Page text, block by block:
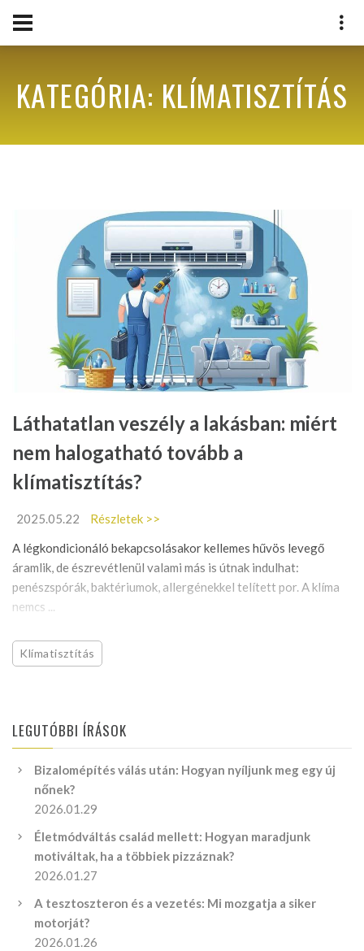
KATEGÓRIA: KLÍMATISZTÍTÁS
Láthatatlan veszély a lakásban: miért
nem halogatható tovább a
klímatisztítás?
2025.05.22
Részletek >>
A légkondicionáló bekapcsolásakor kellemes hűvös levegő
áramlik, de észrevétlenül valami más is útnak indulhat:
penészspórák, baktériumok, allergénekkel telített por. A klíma
nemcs ...
Klímatisztítás
LEGUTÓBBI ÍRÁSOK
Bizalomépítés válás után: Hogyan nyíljunk meg egy új
nőnek?
2026.01.29
Életmódváltás család mellett: Hogyan maradjunk
motiváltak, ha a többiek pizzáznak?
2026.01.27
A tesztoszteron és a vezetés: Mi mozgatja a siker
motorját?
2026.01.26